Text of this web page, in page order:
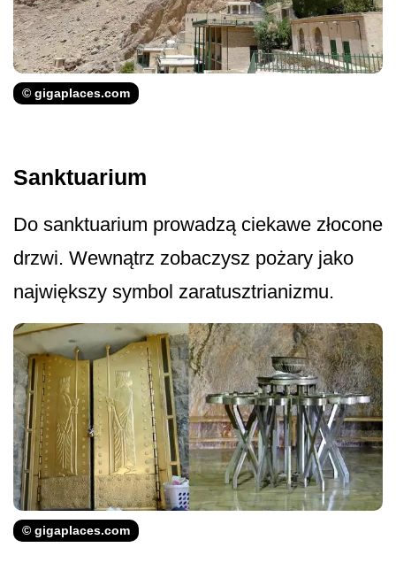
© gigaplaces.com
Sanktuarium
Do sanktuarium prowadzą ciekawe złocone
drzwi. Wewnątrz zobaczysz pożary jako
największy symbol zaratusztrianizmu.
© gigaplaces.com